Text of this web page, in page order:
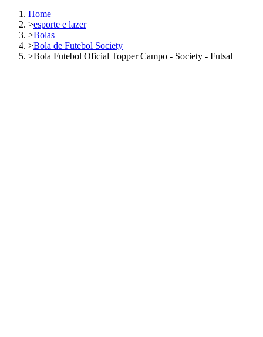
Home
>esporte e lazer
>Bolas
>Bola de Futebol Society
>Bola Futebol Oficial Topper Campo - Society - Futsal